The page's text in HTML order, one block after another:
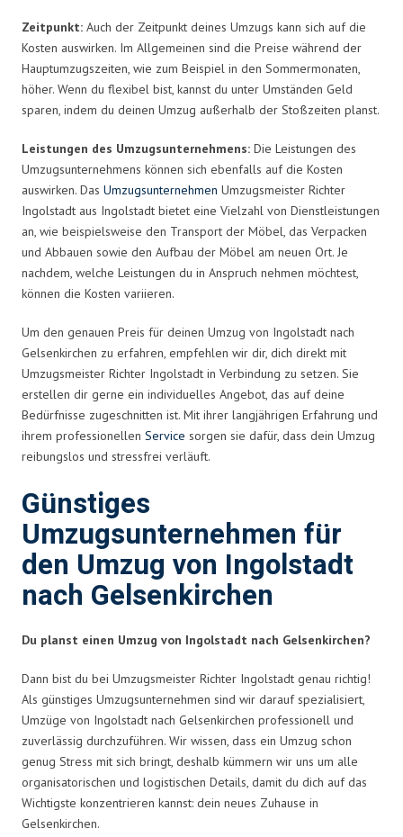
Zeitpunkt: Auch der Zeitpunkt deines Umzugs kann sich auf die
Kosten auswirken. Im Allgemeinen sind die Preise während der
Hauptumzugszeiten, wie zum Beispiel in den Sommermonaten,
höher. Wenn du flexibel bist, kannst du unter Umständen Geld
sparen, indem du deinen Umzug außerhalb der Stoßzeiten planst.
Leistungen des Umzugsunternehmens: Die Leistungen des
Umzugsunternehmens können sich ebenfalls auf die Kosten
auswirken. Das Umzugsunternehmen Umzugsmeister Richter
Ingolstadt aus Ingolstadt bietet eine Vielzahl von Dienstleistungen
an, wie beispielsweise den Transport der Möbel, das Verpacken
und Abbauen sowie den Aufbau der Möbel am neuen Ort. Je
nachdem, welche Leistungen du in Anspruch nehmen möchtest,
können die Kosten variieren.
Um den genauen Preis für deinen Umzug von Ingolstadt nach
Gelsenkirchen zu erfahren, empfehlen wir dir, dich direkt mit
Umzugsmeister Richter Ingolstadt in Verbindung zu setzen. Sie
erstellen dir gerne ein individuelles Angebot, das auf deine
Bedürfnisse zugeschnitten ist. Mit ihrer langjährigen Erfahrung und
ihrem professionellen Service sorgen sie dafür, dass dein Umzug
reibungslos und stressfrei verläuft.
Günstiges
Umzugsunternehmen für
den Umzug von Ingolstadt
nach Gelsenkirchen
Du planst einen Umzug von Ingolstadt nach Gelsenkirchen?
Dann bist du bei Umzugsmeister Richter Ingolstadt genau richtig!
Als günstiges Umzugsunternehmen sind wir darauf spezialisiert,
Umzüge von Ingolstadt nach Gelsenkirchen professionell und
zuverlässig durchzuführen. Wir wissen, dass ein Umzug schon
genug Stress mit sich bringt, deshalb kümmern wir uns um alle
organisatorischen und logistischen Details, damit du dich auf das
Wichtigste konzentrieren kannst: dein neues Zuhause in
Gelsenkirchen.